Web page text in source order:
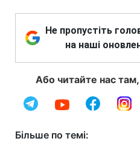
Не пропустіть
на наші
Або читайте нас
Більше по темі: